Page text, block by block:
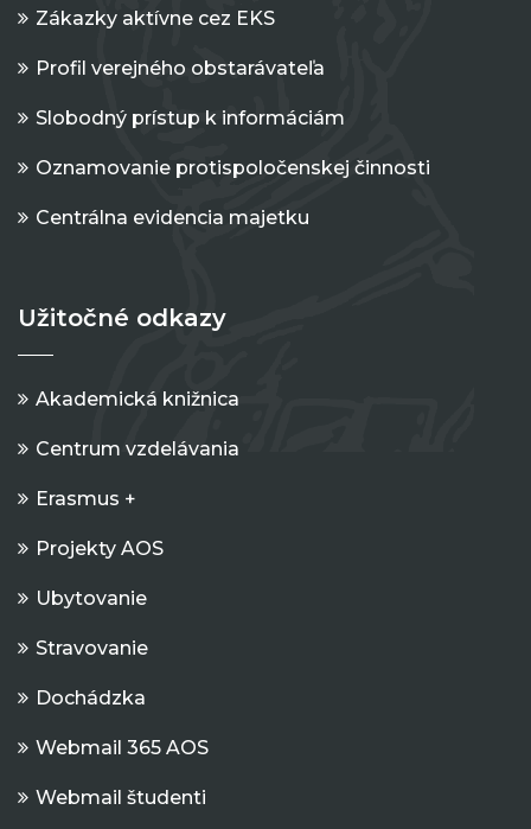
Zákazky aktívne cez EKS
Profil verejného obstarávateľa
Slobodný prístup k informáciám
Oznamovanie protispoločenskej činnosti
Centrálna evidencia majetku
Užitočné odkazy
Akademická knižnica
Centrum vzdelávania
Erasmus +
Projekty AOS
Ubytovanie
Stravovanie
Dochádzka
Webmail 365 AOS
Webmail študenti